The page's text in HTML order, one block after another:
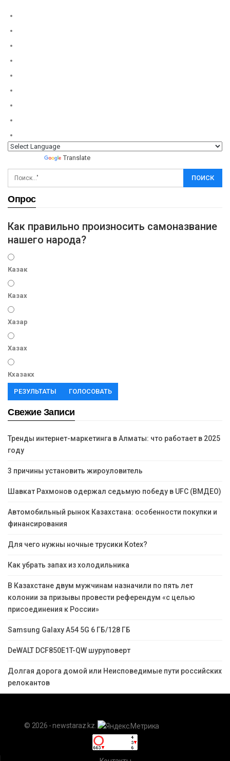
Translate
Опрос
Как правильно произносить самоназвание
нашего народа?
Казак
Казах
Хазар
Хазах
Кхазакх
РЕЗУЛЬТАТЫ ГОЛОСОВАТЬ
Свежие Записи
Тренды интернет-маркетинга в Алматы: что работает в 2025
году
3 причины установить жироуловитель
Шавкат Рахмонов одержал седьмую победу в UFC (ВМДЕО)
Автомобильный рынок Казахстана: особенности покупки и
финансирования
Для чего нужны ночные трусики Kotex?
Как убрать запах из холодильника
В Казахстане двум мужчинам назначили по пять лет
колонии за призывы провести референдум «с целью
присоединения к России»
Samsung Galaxy A54 5G 6 ГБ/128 ГБ
DeWALT DCF850E1T-QW шуруповерт
Долгая дорога домой или Неисповедимые пути российских
релокантов
© 2026 - newstaraz.kz.